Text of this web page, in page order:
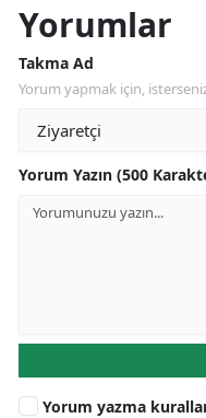
Yorumlar
Takma Ad
Yorum yapmak için,
Yorum Yazın (500
Yorum yazma